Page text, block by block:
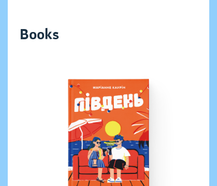
Books